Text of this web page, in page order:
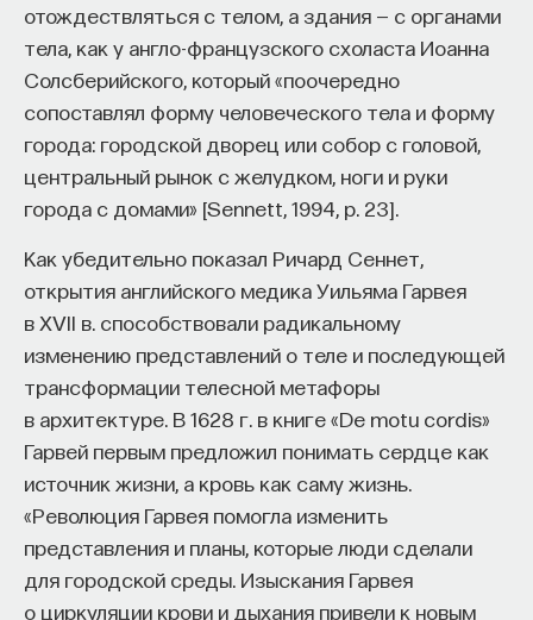
отождествляться с телом, а здания — с органами
тела, как у англо-французского схоласта Иоанна
Солсберийского, который «поочередно
сопоставлял форму человеческого тела и форму
города: городской дворец или собор с головой,
центральный рынок с желудком, ноги и руки
города с домами» [Sennett, 1994, p. 23].
Как убедительно показал Ричард Сеннет,
открытия английского медика Уильяма Гарвея
в XVII в. способствовали радикальному
изменению представлений о теле и последующей
трансформации телесной метафоры
в архитектуре. В 1628 г. в книге «De motu cordis»
Гарвей первым предложил понимать сердце как
источник жизни, а кровь как саму жизнь.
«Революция Гарвея помогла изменить
представления и планы, которые люди сделали
для городской среды. Изыскания Гарвея
о циркуляции крови и дыхания привели к новым